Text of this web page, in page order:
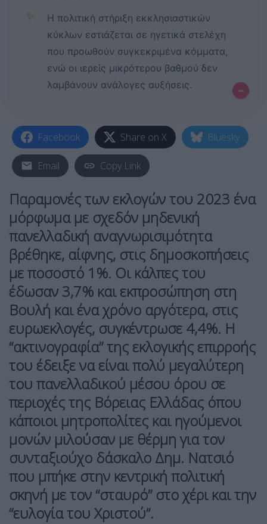
✨
Η πολιτική στήριξη εκκλησιαστικών
κύκλων εστιάζεται σε ηγετικά στελέχη
που προωθούν συγκεκριμένα κόμματα,
ενώ οι ιερείς μικρότερου βαθμού δεν
λαμβάνουν ανάλογες αυξήσεις.
–
Facebook Share on X Bluesky
Email Copy Link
Παραμονές των εκλογών του 2023 ένα
μόρφωμα με σχεδόν μηδενική
πανελλαδική αναγνωρισιμότητα
βρέθηκε, αίφνης, στις δημοσκοπήσεις
με ποσοστό 1%. Οι κάλπες του
έδωσαν 3,7% και εκπροσώπηση στη
Βουλή και ένα χρόνο αργότερα, στις
ευρωεκλογές, συγκέντρωσε 4,4%. Η
“ακτινογραφία” της εκλογικής επιρροής
του έδειξε να είναι πολύ μεγαλύτερη
του πανελλαδικού μέσου όρου σε
περιοχές της Βόρειας Ελλάδας όπου
κάποιοι μητροπολίτες και ηγούμενοι
μονών μιλούσαν με θέρμη για τον
συνταξιούχο δάσκαλο Δημ. Νατσιό
που μπήκε στην κεντρική πολιτική
σκηνή με τον “σταυρό” στο χέρι και την
“ευλογία του Χριστού”.